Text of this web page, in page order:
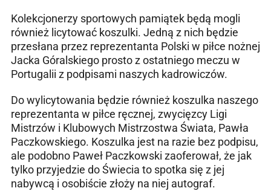
Kolekcjonerzy sportowych pamiątek będą mogli
również licytować koszulki. Jedną z nich będzie
przesłana przez reprezentanta Polski w piłce nożnej
Jacka Góralskiego prosto z ostatniego meczu w
Portugalii z podpisami naszych kadrowiczów.
Do wylicytowania będzie również koszulka naszego
reprezentanta w piłce ręcznej, zwycięzcy Ligi
Mistrzów i Klubowych Mistrzostwa Świata, Pawła
Paczkowskiego. Koszulka jest na razie bez podpisu,
ale podobno Paweł Paczkowski zaoferował, że jak
tylko przyjedzie do Świecia to spotka się z jej
nabywcą i osobiście złoży na niej autograf.